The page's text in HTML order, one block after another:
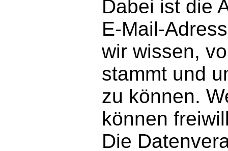
Dabei ist die
E-Mail-
wir wissen,
stammt und
zu können.
können
Die